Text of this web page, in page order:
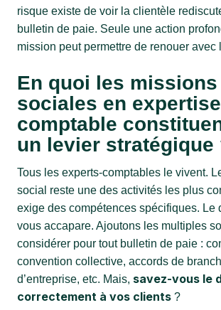
risque existe de voir la clientèle
bulletin de paie. Seule une action
mission peut permettre de renouer avec
En quoi les missions
sociales en expertise
comptable
un levier stratégique
Tous les experts-comptables le vivent.
social reste une des activités les plus
exige des compétences spécifiques. Le
vous accapare. Ajoutons les multiples
considérer pour tout bulletin de paie :
convention collective, accords de
d’entreprise, etc. Mais, savez-vous le
correctement à vos clients ?